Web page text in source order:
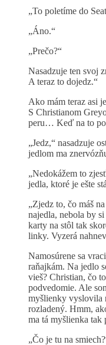
„To poletíme do
„Áno.“
„Prečo?“
Nasadzuje ten svoj
A teraz to dojedz.“
Ako mám teraz asi
S Christianom
peru… Keď na to
„Jedz,“ nasadzuje
jedlom ma
„Nedokážem to
jedla, ktoré je ešte
„Zjedz to, čo máš
najedla, nebola by
karty na stôl tak
linky. Vyzerá
Namosúrene sa
raňajkám. Na jedlo
vieš? Christian, čo
podvedomie. Ale
myšlienky vyslovila
rozladený. Hmm,
ma tá myšlienka tak
„Čo je tu na